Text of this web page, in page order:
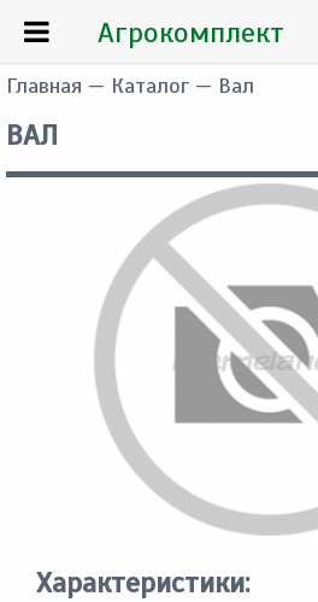
Главная — Каталог — Вал
ВАЛ
Характеристики:
Агрокомплект